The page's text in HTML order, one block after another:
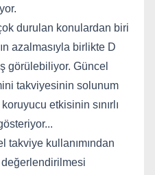
durulan konulardan biri
azalmasıyla birlikte D
görülebiliyor. Güncel
takviyesinin solunum
etkisinin sınırlı
..
takviye kullanımından